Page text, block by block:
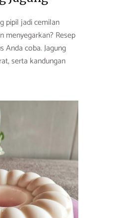
pipil jadi cemilan
menyegarkan? Resep
Anda coba. Jagung
serta kandungan